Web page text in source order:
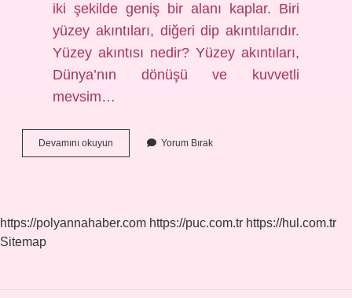
iki şekilde geniş bir alanı kaplar. Biri
yüzey akıntıları, diğeri dip akıntılarıdır.
Yüzey akıntısı nedir? Yüzey akıntıları,
Dünya’nın dönüşü ve kuvvetli
mevsim…
Devamını okuyun
Akıntı
Yorum Bırak
https://polyannahaber.com https://puc.com.tr https://hul.com.tr
Sitemap